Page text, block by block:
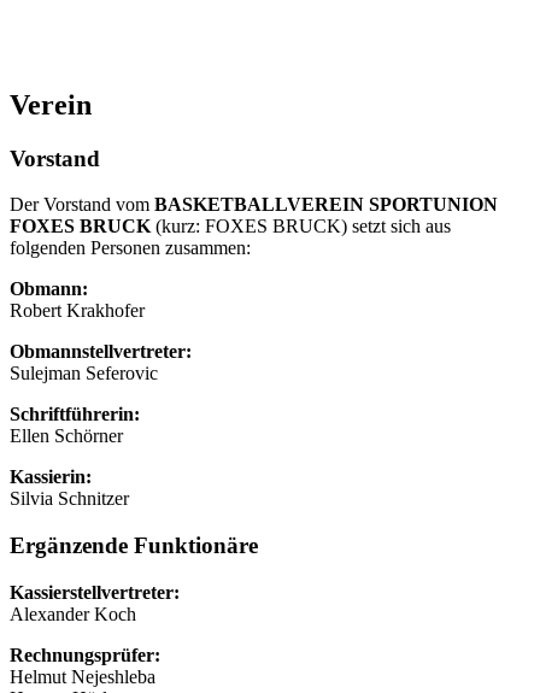
Verein
Vorstand
Der Vorstand vom BASKETBALLVEREIN SPORTUNION
FOXES BRUCK(kurz: FOXES BRUCK) setzt sich aus
folgenden Personen zusammen:
Obmann:
Robert Krakhofer
Obmannstellvertreter:
Sulejman Seferovic
Schriftführerin:
Ellen Schörner
Kassierin:
Silvia Schnitzer
Ergänzende Funktionäre
Kassierstellvertreter:
Alexander Koch
Rechnungsprüfer:
Helmut Nejeshleba